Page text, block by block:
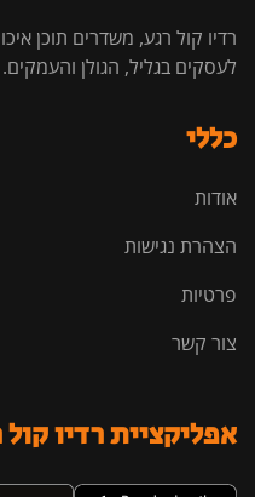
רדיו קול רגע, משדרים תוכן
לעסקים בגליל, הגולן והעמקים.
כללי
אודות
הצהרת נגישות
פרטיות
צור קשר
אפליקציית רדיו